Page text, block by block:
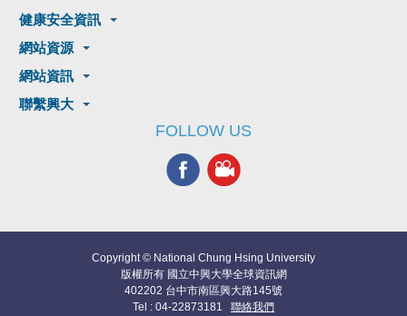
健康安全資訊
網站資源
網站資訊
聯繫興大
FOLLOW US
Copyright © National Chung Hsing University
版權所有 國立中興大學全球資訊網
402202 台中市南區興大路145號
Tel : 04-22873181 聯絡我們